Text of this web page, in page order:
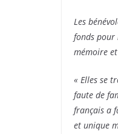
Les
fonds pour
mémoire
« Elles se
faute de
français a
et unique